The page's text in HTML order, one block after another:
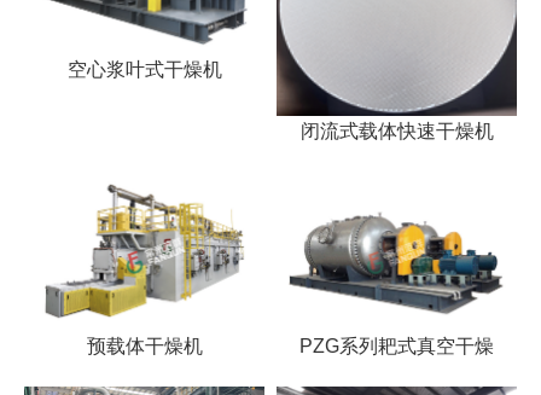
空心浆叶式干燥机
闭流式载体快速干燥机
预载体干燥机 PZG系列耙式真空干燥